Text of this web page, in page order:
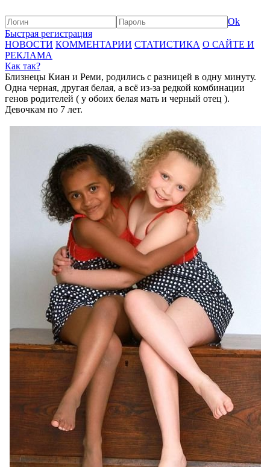
Ok
Быстрая регистрация
НОВОСТИ КОММЕНТАРИИ СТАТИСТИКА О САЙТЕ И
РЕКЛАМА
Как так?
Близнецы Киан и Реми, родились с разницей в одну минуту.
Одна черная, другая белая, а всё из-за редкой комбинации
генов родителей ( у обоих белая мать и черный отец ).
Девочкам по 7 лет.